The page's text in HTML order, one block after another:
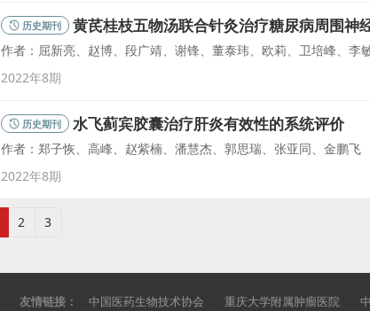
历史期刊 黄芪桂枝五物汤联合针灸治疗糖尿病周围神
作者：屈新亮、赵博、段广靖、谢锋、董泰玮、欧莉、卫培峰、李
2022年8期
历史期刊 水飞蓟宾胶囊治疗肝炎有效性的系统评价
作者：郑子恢、高峰、赵紫楠、潘慧杰、郭思瑞、张亚同、金鹏飞
2022年8期
2 3
友情链接： 中国医药生物技术协会 重庆大学附属肿瘤医院